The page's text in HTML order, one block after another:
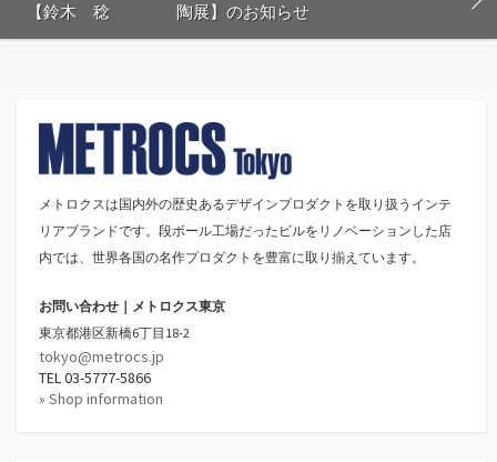
【鈴木 稔 陶展】のお知らせ
メトロクスは国内外の歴史あるデザインプロダクトを取り扱うインテ
リアブランドです。段ボール工場だったビルをリノベーションした店
内では、世界各国の名作プロダクトを豊富に取り揃えています。
お問い合わせ｜メトロクス東京
東京都港区新橋6丁目18-2
tokyo@metrocs.jp
TEL 03-5777-5866
» Shop information